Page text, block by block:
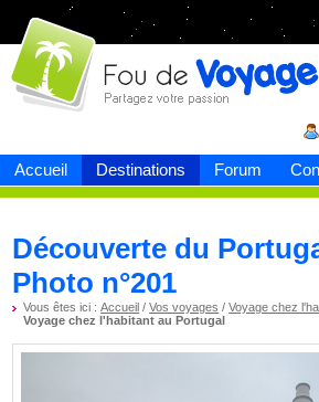
Accueil Destinations Forum
Fou devoyage
Découverte du
Photo n°201
Vous êtes ici :Accueil /Vos voyages /Voyage chez
Voyage chez l'habitant au Portugal